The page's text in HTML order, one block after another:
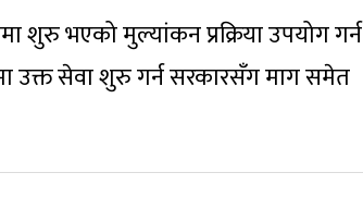
शुरु भएको मुल्यांकन प्रक्रिया उपयोग गर्न
उक्त सेवा शुरु गर्न सरकारसँग माग समेत